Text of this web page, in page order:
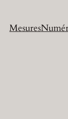
Mesures